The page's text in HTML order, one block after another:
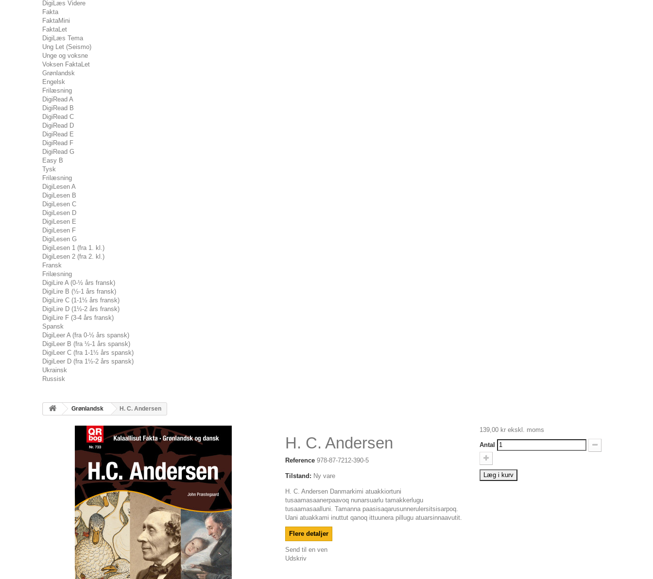
DigiLæs Videre
Fakta
FaktaMini
FaktaLet
DigiLæs Tema
Ung Let (Seismo)
Unge og voksne
Voksen FaktaLet
Grønlandsk
Engelsk
Frilæsning
DigiRead A
DigiRead B
DigiRead C
DigiRead D
DigiRead E
DigiRead F
DigiRead G
Easy B
Tysk
Frilæsning
DigiLesen A
DigiLesen B
DigiLesen C
DigiLesen D
DigiLesen E
DigiLesen F
DigiLesen G
DigiLesen 1 (fra 1. kl.)
DigiLesen 2 (fra 2. kl.)
Fransk
Frilæsning
DigiLire A (0-½ års fransk)
DigiLire B (½-1 års fransk)
DigiLire C (1-1½ års fransk)
DigiLire D (1½-2 års fransk)
DigiLire F (3-4 års fransk)
Spansk
DigiLeer A (fra 0-½ års spansk)
DigiLeer B (fra ½-1 års spansk)
DigiLeer C (fra 1-1½ års spansk)
DigiLeer D (fra 1½-2 års spansk)
Ukrainsk
Russisk
Grønlandsk H. C. Andersen
H. C. Andersen
Reference 978-87-7212-390-5
Tilstand: Ny vare
H. C. Andersen Danmarkimi atuakkiortuni
tusaamasaanerpaavoq nunarsuarlu tamakkerlugu
tusaamasaalluni. Tamanna paasisaqarusunnerulersitsisarpoq.
Uani atuakkami inuttut qanoq ittuunera pillugu atuarsinnaavutit.
Flere detaljer
Send til en ven
Udskriv
139,00 krekskl. moms
Antal
Læg i kurv